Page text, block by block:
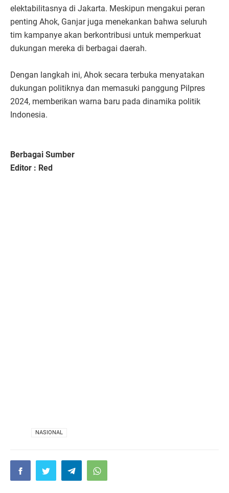
elektabilitasnya di Jakarta. Meskipun mengakui peran
penting Ahok, Ganjar juga menekankan bahwa seluruh
tim kampanye akan berkontribusi untuk memperkuat
dukungan mereka di berbagai daerah.
Dengan langkah ini, Ahok secara terbuka menyatakan
dukungan politiknya dan memasuki panggung Pilpres
2024, memberikan warna baru pada dinamika politik
Indonesia.
Berbagai Sumber
Editor : Red
NASIONAL